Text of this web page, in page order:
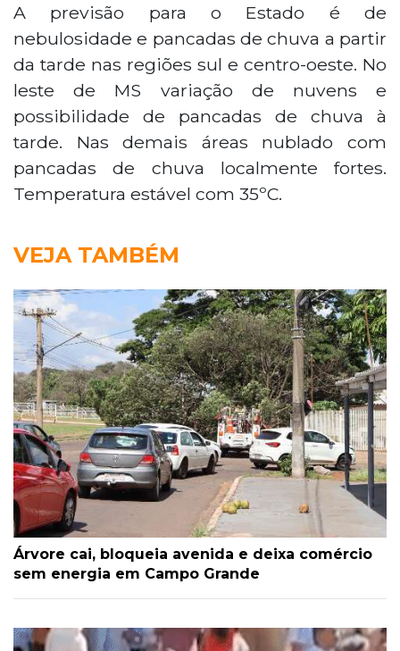
A previsão para o Estado é de
nebulosidade e pancadas de chuva a partir
da tarde nas regiões sul e centro-oeste. No
leste de MS variação de nuvens e
possibilidade de pancadas de chuva à
tarde. Nas demais áreas nublado com
pancadas de chuva localmente fortes.
Temperatura estável com 35ºC.
VEJA TAMBÉM
Árvore cai, bloqueia avenida e deixa comércio
sem energia em Campo Grande